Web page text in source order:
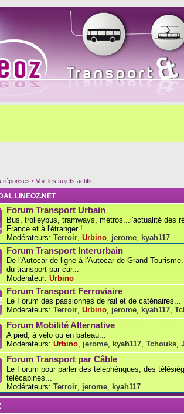
réponses • Voir les sujets actifs
LINEOZ.NET
Forum Transport Urbain
Bus, trolleybus, tramways, métros...l'actualité des
France et à l'étranger !
Modérateurs: Terroir Urbino jerome kyah117
Forum Transport Interurbain
De l'Autocar de ligne à l'Autocar de Grand
du transport par car...
Modérateur: Urbino
Forum Transport Ferroviaire
Le Forum des passionnés de rail et de caténaires...
Modérateurs: Terroir Urbino jerome kyah117
Forum Mobilité Alternative
A pied, à vélo ou en bateau...
Modérateurs: Urbino jerome kyah117 Tchouks
Forum Transport par Câble
Le Forum pour parler des téléphériques, des
télécabines...
Modérateurs: Terroir jerome kyah117